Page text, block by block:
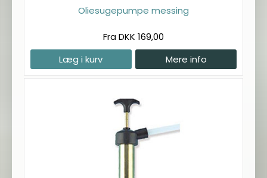
Oliesugepumpe messing
Fra DKK 169,00
Læg i kurv
Mere info